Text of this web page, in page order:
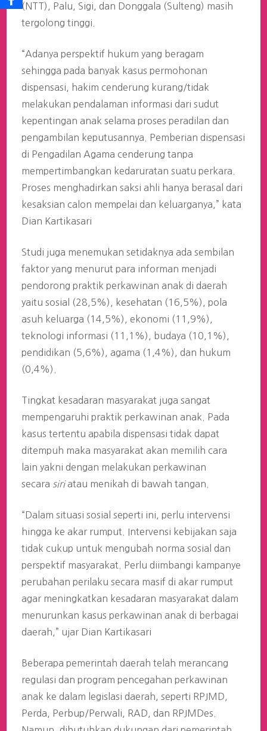
(NTT), Palu, Sigi, dan Donggala (Sulteng) masih
tergolong tinggi.
“Adanya perspektif hukum yang beragam
sehingga pada banyak kasus permohonan
dispensasi, hakim cenderung kurang/tidak
melakukan pendalaman informasi dari sudut
kepentingan anak selama proses peradilan dan
pengambilan keputusannya. Pemberian dispensasi
di Pengadilan Agama cenderung tanpa
mempertimbangkan kedaruratan suatu perkara.
Proses menghadirkan saksi ahli hanya berasal dari
kesaksian calon mempelai dan keluarganya,” kata
Dian Kartikasari
Studi juga menemukan setidaknya ada sembilan
faktor yang menurut para informan menjadi
pendorong praktik perkawinan anak di daerah
yaitu sosial (28,5%), kesehatan (16,5%), pola
asuh keluarga (14,5%), ekonomi (11,9%),
teknologi informasi (11,1%), budaya (10,1%),
pendidikan (5,6%), agama (1,4%), dan hukum
(0,4%).
Tingkat kesadaran masyarakat juga sangat
mempengaruhi praktik perkawinan anak. Pada
kasus tertentu apabila dispensasi tidak dapat
ditempuh maka masyarakat akan memilih cara
lain yakni dengan melakukan perkawinan
secara siriatau menikah di bawah tangan.
“Dalam situasi sosial seperti ini, perlu intervensi
hingga ke akar rumput. Intervensi kebijakan saja
tidak cukup untuk mengubah norma sosial dan
perspektif masyarakat. Perlu diimbangi kampanye
perubahan perilaku secara masif di akar rumput
agar meningkatkan kesadaran masyarakat dalam
menurunkan kasus perkawinan anak di berbagai
daerah,” ujar Dian Kartikasari
Beberapa pemerintah daerah telah merancang
regulasi dan program pencegahan perkawinan
anak ke dalam legislasi daerah, seperti RPJMD,
Perda, Perbup/Perwali, RAD, dan RPJMDes.